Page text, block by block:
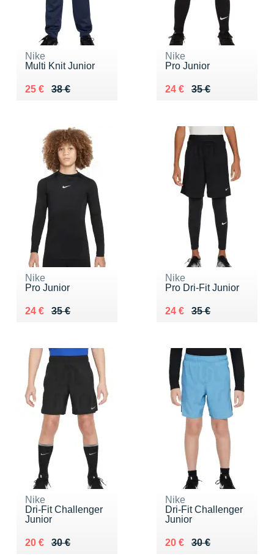
Nike
Multi Knit Junior
38 €
Au lieu de 38 €
25 €
Vendu 25 €
Nike
Pro Junior
35 €
Au lieu de 35 €
24 €
Vendu 24 €
Nike
Pro Junior
35 €
Au lieu de 35 €
24 €
Vendu 24 €
Nike
Pro Dri-Fit Junior
35 €
Au lieu de 35 €
24 €
Vendu 24 €
Nike
Dri-Fit Challenger
Junior
30 €
Au lieu de 30 €
20 €
Vendu 20 €
Nike
Dri-Fit Challenger
Junior
30 €
Au lieu de 30 €
20 €
Vendu 20 €